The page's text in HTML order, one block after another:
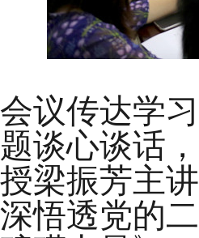
传达学习
谈心谈话
梁振芳主
深悟透党的